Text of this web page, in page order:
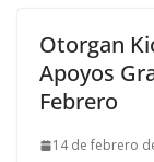
Otorgan
Apoyos
Febrero
14 de febrero